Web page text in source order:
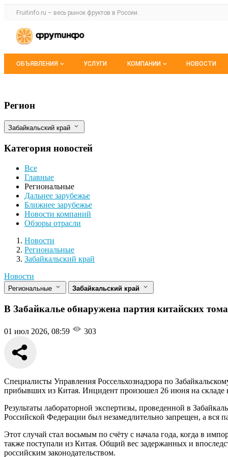
Раздел навигации по сайту fruitinfo.ru
Fruitinfo.ru – весь рынок фруктов в России.
Авторизация и меню пользователя
Навигация по разделам сайта fruitinfo.ru
ОБЪЯВЛЕНИЯ
Мои объявления
УСЛУГИ КОМПАНИИ НОВОСТИ
В Забайкалье обнаружена партия
Фильтры
Регион
Забайкальский край
Категория новостей
Все
Главные
Региональные
Дальнее зарубежье
Ближнее зарубежье
Новости компаний
Обзоры отрасли
Новости
Разделы
Новости
Региональные
Забайкальский край
Новости
Региональные Забайкальский край
В Забайкалье обнаружена партия китайских
01 июл 2026, 08:59 303
Специалисты Управления Россельхознадзора по
прибывших из Китая. Инцидент произошел 26 июня на
Результаты лабораторной экспертизы, проведенной в
Российской Федерации был незамедлительно запрещен, а вся
Этот случай стал восьмым по счёту с начала года, когда в
также поступали из Китая. Общий вес задержанных и
российским законодательством.